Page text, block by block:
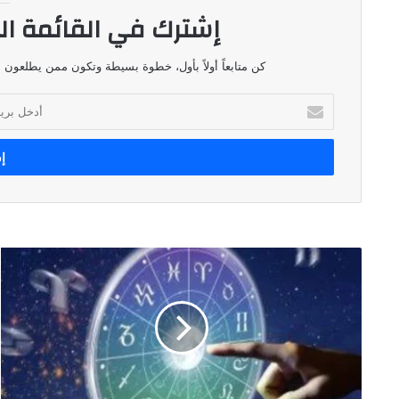
إشترك في القائمة
كن متابعاً أولاً بأول، خطوة بسيطة وتكون ممن يطلعون
بريدك
الإلكتروني
توقعات
الابراج